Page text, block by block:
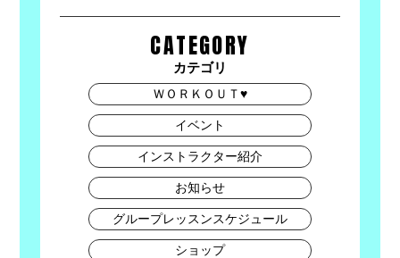
CATEGORY
カテゴリ
ＷＯＲＫＯＵＴ♥
イベント
インストラクター紹介
お知らせ
グループレッスンスケジュール
ショップ